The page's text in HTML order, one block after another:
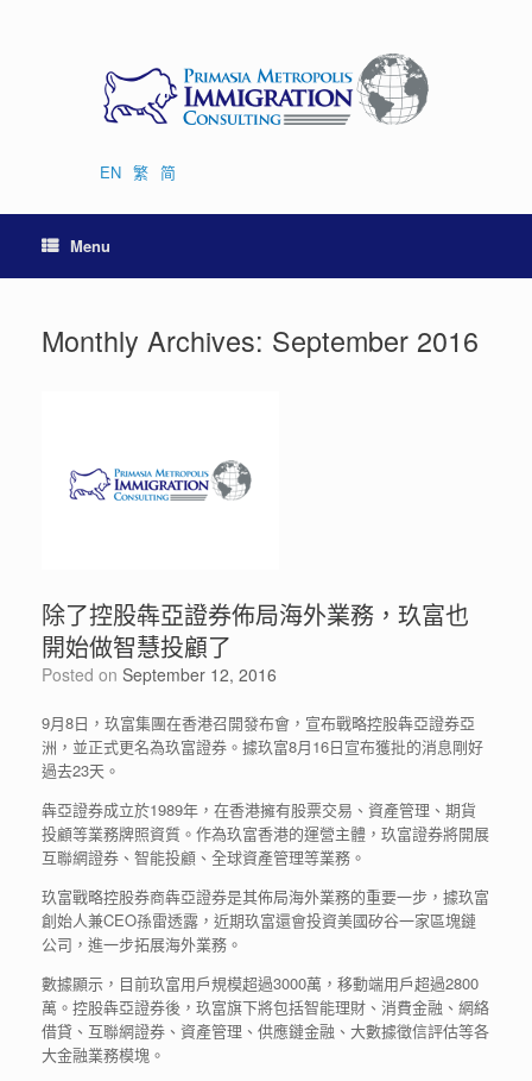
EN 繁 简
Menu
Monthly Archives: September 2016
除了控股犇亞證券佈局海外業務，玖富也
開始做智慧投顧了
Posted on September 12, 2016
9月8日，玖富集團在香港召開發布會，宣布戰略控股犇亞證券亞
洲，並正式更名為玖富證券。據玖富8月16日宣布獲批的消息剛好
過去23天。
犇亞證券成立於1989年，在香港擁有股票交易、資產管理、期貨
投顧等業務牌照資質。作為玖富香港的運營主體，玖富證券將開展
互聯網證券、智能投顧、全球資產管理等業務。
玖富戰略控股券商犇亞證券是其佈局海外業務的重要一步，據玖富
創始人兼CEO孫雷透露，近期玖富還會投資美國矽谷一家區塊鏈
公司，進一步拓展海外業務。
數據顯示，目前玖富用戶規模超過3000萬，移動端用戶超過2800
萬。控股犇亞證券後，玖富旗下將包括智能理財、消費金融、網絡
借貸、互聯網證券、資產管理、供應鏈金融、大數據徵信評估等各
大金融業務模塊。